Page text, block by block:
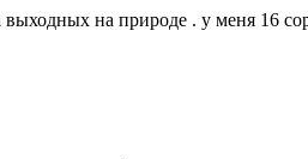
выходных на природе . у меня 16